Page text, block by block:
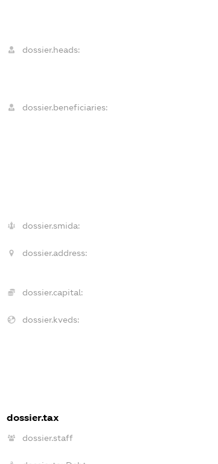
dossier.heads:
dossier.beneficiaries:
dossier.smida:
dossier.address:
dossier.capital:
dossier.kveds:
dossier.tax
dossier.staff